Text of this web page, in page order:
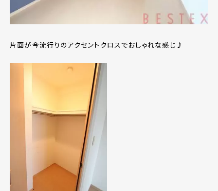
片面が今流行りのアクセントクロスでおしゃれな感じ♪